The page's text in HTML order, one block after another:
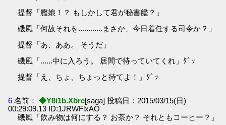
提督「艦娘！？ もしかして君が秘書艦？」
磯風「何故それを............まさか、今日着任する司令か？」
提督「あ、ああ。 そうだ」
磯風「......中に入ろう。 居間で待っていてくれ」ﾀﾞｯ
提督「え、ちょ、ちょっと待てよ！」ﾀﾞｯ
6 名前： ◆Y8i1b.Xbrc[saga] 投稿日：2015/03/15(日)
00:29:09.13 ID:1JRWFlxAO
磯風「飲み物は何にする？ お茶か？ それともコーヒー？」